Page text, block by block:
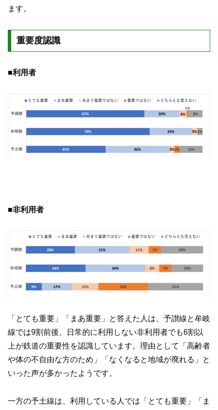
ます。
重要度認識
■利用者
■非利用者
「とても重要」「まあ重要」と答えた人は、予讃線と牟岐
線では9割前後、日常的に利用しない非利用者でも6割以
上が鉄道の重要性を認識しています。理由として「高齢者
や体の不自由な方のため」「なくなると地域が廃れる」と
いった声が多かったようです。
一方の予土線は、利用している人では「とても重要」「ま